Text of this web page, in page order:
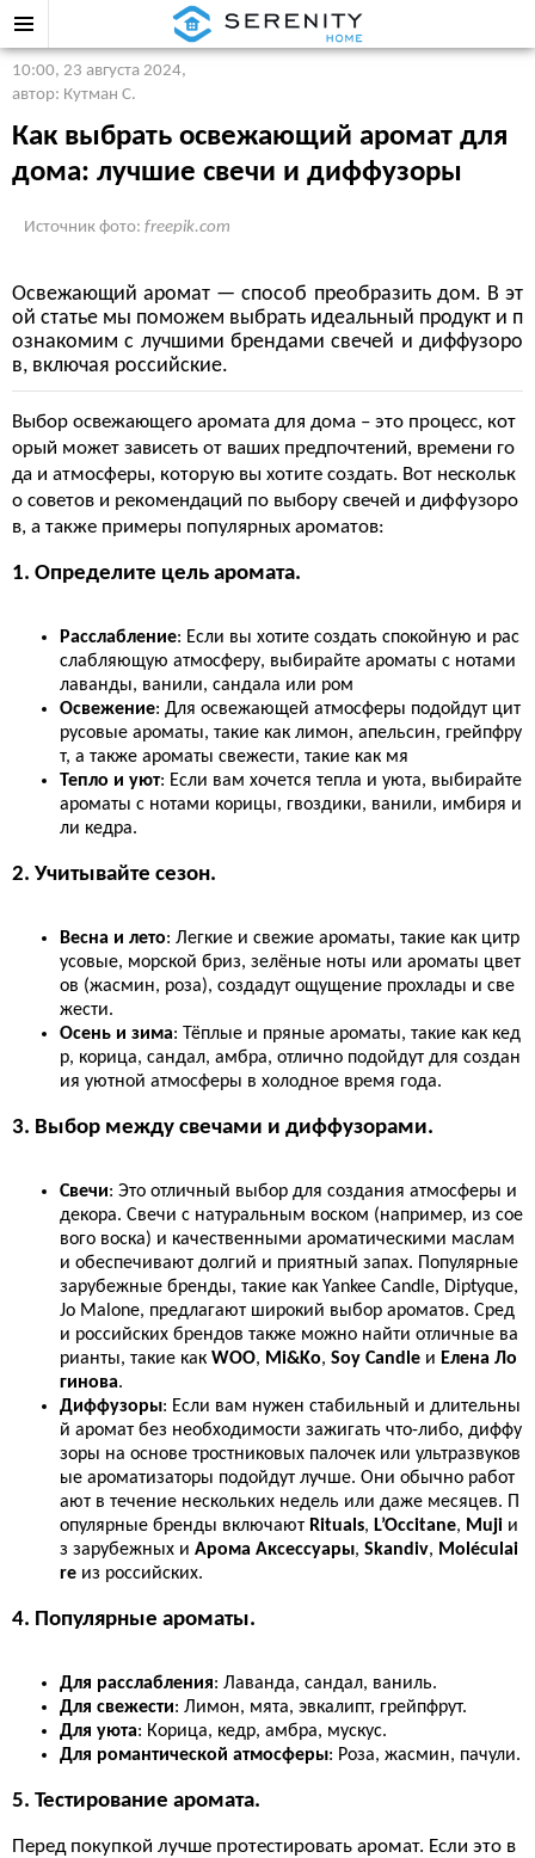
10:00, 23 августа 2024,
автор: Кутман С.
Как выбрать освежающий аромат для
дома: лучшие свечи и диффузоры
Источник фото: freepik.com
Освежающий аромат — способ преобразить дом. В эт
ой статье мы поможем выбрать идеальный продукт и п
ознакомим с лучшими брендами свечей и диффузоро
в, включая российские.
Выбор освежающего аромата для дома – это процесс, кот
орый может зависеть от ваших предпочтений, времени го
да и атмосферы, которую вы хотите создать. Вот нескольк
о советов и рекомендаций по выбору свечей и диффузоро
в, а также примеры популярных ароматов:
1. Определите цель аромата.
Расслабление: Если вы хотите создать спокойную и рас
слабляющую атмосферу, выбирайте ароматы с нотами
лаванды, ванили, сандала или ром
Освежение: Для освежающей атмосферы подойдут цит
русовые ароматы, такие как лимон, апельсин, грейпфру
т, а также ароматы свежести, такие как мя
Тепло и уют: Если вам хочется тепла и уюта, выбирайте
ароматы с нотами корицы, гвоздики, ванили, имбиря и
ли кедра.
2. Учитывайте сезон.
Весна и лето: Легкие и свежие ароматы, такие как цитр
усовые, морской бриз, зелёные ноты или ароматы цвет
ов (жасмин, роза), создадут ощущение прохлады и све
жести.
Осень и зима: Тёплые и пряные ароматы, такие как кед
р, корица, сандал, амбра, отлично подойдут для создан
ия уютной атмосферы в холодное время года.
3. Выбор между свечами и диффузорами.
Свечи: Это отличный выбор для создания атмосферы и
декора. Свечи с натуральным воском (например, из сое
вого воска) и качественными ароматическими маслам
и обеспечивают долгий и приятный запах. Популярные
зарубежные бренды, такие как Yankee Candle, Diptyque,
Jo Malone, предлагают широкий выбор ароматов. Сред
и российских брендов также можно найти отличные ва
рианты, такие как WOO, Mi&Ko, Soy Candle и Елена Ло
гинова.
Диффузоры: Если вам нужен стабильный и длительны
й аромат без необходимости зажигать что-либо, диффу
зоры на основе тростниковых палочек или ультразвуков
ые ароматизаторы подойдут лучше. Они обычно работ
ают в течение нескольких недель или даже месяцев. П
опулярные бренды включают Rituals, L’Occitane, Muji и
з зарубежных и Арома Аксессуары, Skandiv, Moléculai
re из российских.
4. Популярные ароматы.
Для расслабления: Лаванда, сандал, ваниль.
Для свежести: Лимон, мята, эвкалипт, грейпфрут.
Для уюта: Корица, кедр, амбра, мускус.
Для романтической атмосферы: Роза, жасмин, пачули.
5. Тестирование аромата.
Перед покупкой лучше протестировать аромат. Если это в